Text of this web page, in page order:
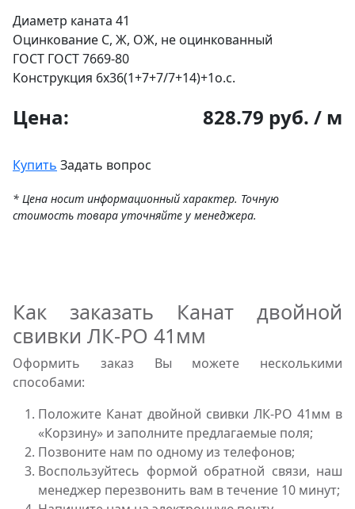
Диаметр каната 41
Оцинкование С, Ж, ОЖ, не оцинкованный
ГОСТ ГОСТ 7669-80
Конструкция 6х36(1+7+7/7+14)+1о.с.
Цена: 828.79 руб. / м
Купить Задать вопрос
* Цена носит информационный характер. Точную
стоимость товара уточняйте у менеджера.
Как заказать Канат двойной
свивки ЛК-РО 41мм
Оформить заказ Вы можете несколькими
способами:
Положите Канат двойной свивки ЛК-РО 41мм в
«Корзину» и заполните предлагаемые поля;
Позвоните нам по одному из телефонов;
Воспользуйтесь формой обратной связи, наш
менеджер перезвонить вам в течение 10 минут;